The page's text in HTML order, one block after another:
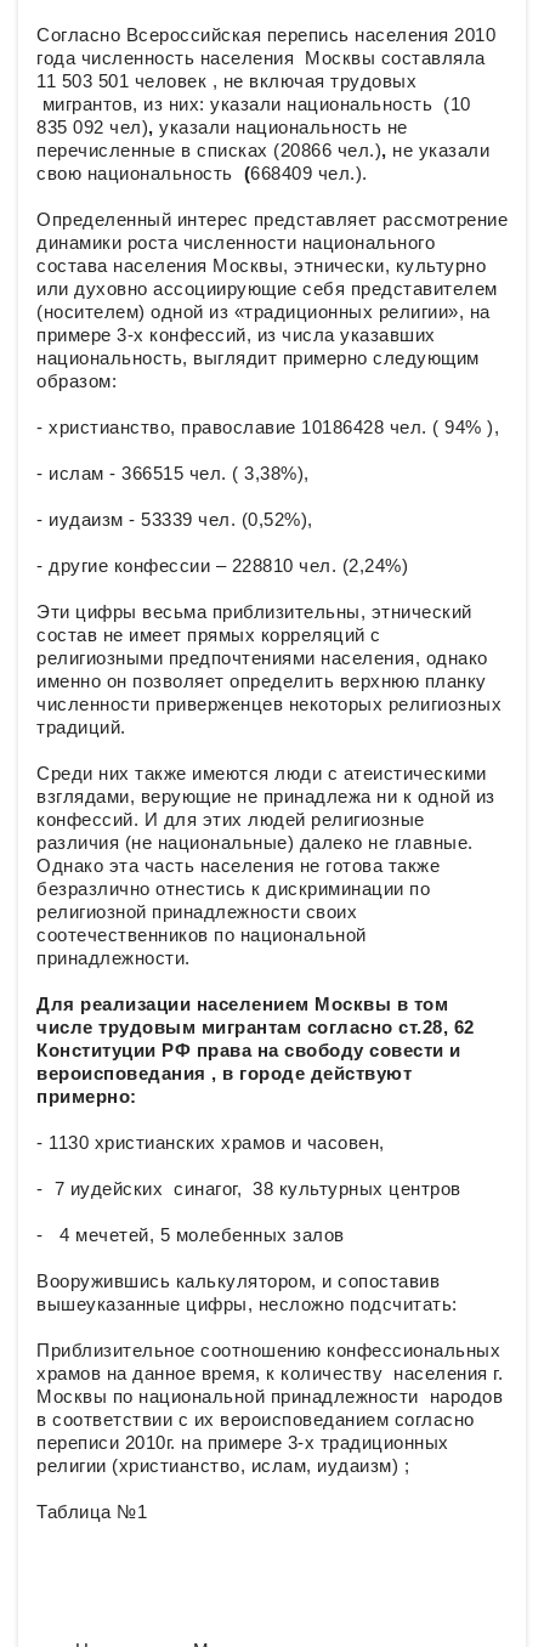
Согласно Всероссийская перепись населения 2010
года численность населения Москвы составляла
11 503 501 человек , не включая трудовых
мигрантов, из них: указали национальность (10
835 092 чел), указали национальность не
перечисленные в списках (20866 чел.), не указали
свою национальность (668409 чел.).
Определенный интерес представляет рассмотрение
динамики роста численности национального
состава населения Москвы, этнически, культурно
или духовно ассоциирующие себя представителем
(носителем) одной из «традиционных религии», на
примере 3-х конфессий, из числа указавших
национальность, выглядит примерно следующим
образом:
- христианство, православие 10186428 чел. ( 94% ),
- ислам - 366515 чел. ( 3,38%),
- иудаизм - 53339 чел. (0,52%),
- другие конфессии – 228810 чел. (2,24%)
Эти цифры весьма приблизительны, этнический
состав не имеет прямых корреляций с
религиозными предпочтениями населения, однако
именно он позволяет определить верхнюю планку
численности приверженцев некоторых религиозных
традиций.
Среди них также имеются люди с атеистическими
взглядами, верующие не принадлежа ни к одной из
конфессий. И для этих людей религиозные
различия (не национальные) далеко не главные.
Однако эта часть населения не готова также
безразлично отнестись к дискриминации по
религиозной принадлежности своих
соотечественников по национальной
принадлежности.
Для реализации населением Москвы в том
числе трудовым мигрантам согласно ст.28, 62
Конституции РФ права на свободу совести и
вероисповедания , в городе действуют
примерно:
- 1130 христианских храмов и часовен,
- 7 иудейских синагог, 38 культурных центров
- 4 мечетей, 5 молебенных залов
Вооружившись калькулятором, и сопоставив
вышеуказанные цифры, несложно подсчитать:
Приблизительное соотношению конфессиональных
храмов на данное время, к количеству населения г.
Москвы по национальной принадлежности народов
в соответствии с их вероисповеданием согласно
переписи 2010г. на примере 3-х традиционных
религии (христианство, ислам, иудаизм) ;
Таблица №1